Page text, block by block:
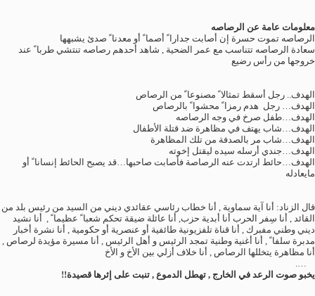
معلومات عامة عن الرصاصه
الرصاصه تموت حسرة إن أصابت جدارا ً أصما ً أو معدنا ً صدئ يشبهها
سعادة الرصاصه تتناسب مع عمر الضحية , شاهد أحدهم رصاصه تنتشي طربا ً عند
خروجها من رأس رضيع
الهدف.. رجل أسقط تمثالا ً مصنوعا ً من الرصاص
الهدف… رجل هدم رمزا ً محشوا ً بالرصاص
الهدف…طفل صرخ في وجه الرصاصه
الهدف…شاب يهتف في مظاهرة ضد قتلة الأطفال
الهدف…شاب مر بالصدفة من تلك المظاهرة
الهدف…جندي أرسله سيده ليقتل إخوته
الهدف…حائط ارتدت عنه الرصاصة فأصابت صاحبها…قد يصبح الحائط إنسانا ً أو
مايعادله
قال الزناد: أنا آية سماوية , أنا خطاب رئاسي عقائدي ديني من السيد من رئيس بلد من
القائد , أنا سِفر الحرب أنا أبدية حزب, أنا عائلة ضيقة تحكم شعبا ً عظيما ً , أنا نشيد
ديني وطني مفبرك , أنا قناة تلفزيونية طائفية أو عنصرية أو حكومية , أنا نشرة أخبار
مدبرة سلفا ً , أنا أغنية وطنية تمجد الرئيس و أهل الرئيس , أنا مسيرة مؤيدة لرصاص ,
أنا مظاهرة يتخللها الرصاص , أنا خلاف أزلي بين الأخ و الأخ
….
يخبو صوت الرعد في الخارج , تهطل الدموع , تنبت على إثرها قصيدة!!